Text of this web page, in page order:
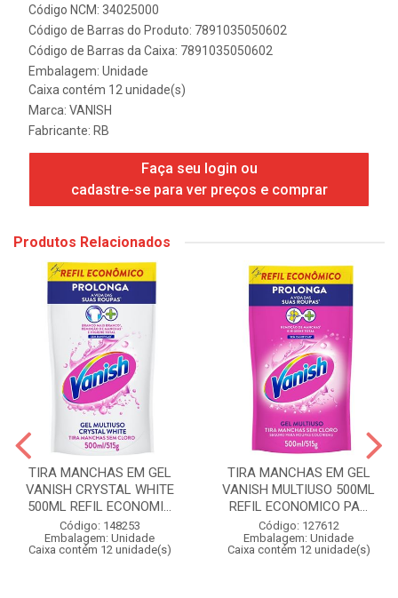
Código NCM: 34025000
Código de Barras do Produto: 7891035050602
Código de Barras da Caixa: 7891035050602
Embalagem: Unidade
Caixa contém 12 unidade(s)
Marca: VANISH
Fabricante: RB
Faça seu login ou
cadastre-se para ver preços e comprar
Produtos Relacionados
TIRA MANCHAS EM GEL
VANISH CRYSTAL WHITE
500ML REFIL ECONOMI...
Código: 148253
Embalagem: Unidade
Caixa contém 12 unidade(s)
TIRA MANCHAS EM GEL
VANISH MULTIUSO 500ML
REFIL ECONOMICO PA...
Código: 127612
Embalagem: Unidade
Caixa contém 12 unidade(s)